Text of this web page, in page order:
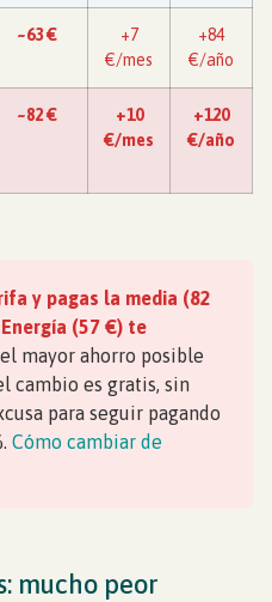
~63 €
+7
€/mes
+84
€/año
~82 €
+10
€/mes
+120
€/año
y pagas la media (82
(57 €) te
el mayor ahorro posible
cambio es gratis, sin
para seguir pagando
Cómo cambiar de
mucho peor